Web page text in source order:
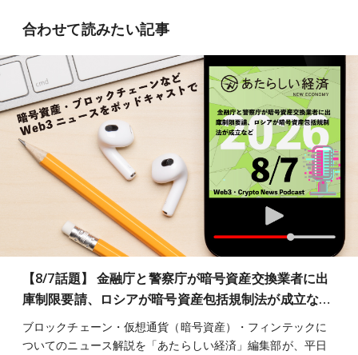
合わせて読みたい記事
【8/7話題】 金融庁と警察庁が暗号資産交換業者に出
庫制限要請、ロシアが暗号資産包括規制法が成立な…
ブロックチェーン・仮想通貨（暗号資産）・フィンテックに
ついてのニュース解説を「あたらしい経済」編集部が、平日